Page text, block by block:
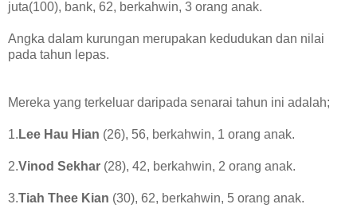
juta(100), bank, 62, berkahwin, 3 orang anak.
Angka dalam kurungan merupakan kedudukan dan nilai
pada tahun lepas.
Mereka yang terkeluar daripada senarai tahun ini adalah;
1. Lee Hau Hian (26), 56, berkahwin, 1 orang anak.
2.Vinod Sekhar (28), 42, berkahwin, 2 orang anak.
3.Tiah Thee Kian (30), 62, berkahwin, 5 orang anak.